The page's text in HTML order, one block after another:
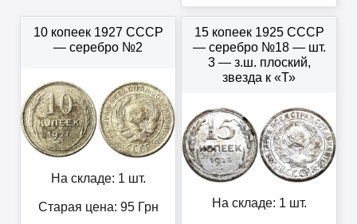
10 копеек 1927 СССР
— серебро №2
На складе: 1 шт.
Старая цена: 95Грн
15 копеек 1925 СССР
— серебро №18 — шт.
3 — з.ш. плоский,
звезда к «Т»
На складе: 1 шт.